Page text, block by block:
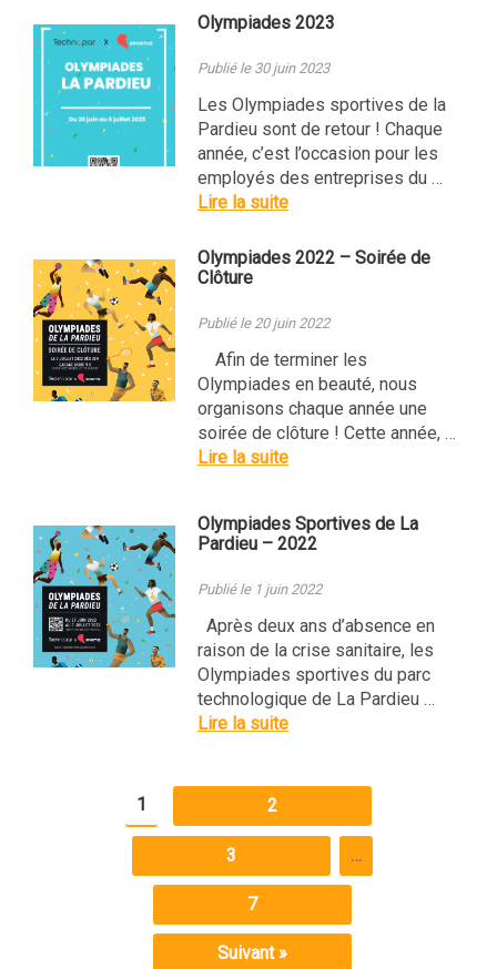
Olympiades 2023
Publié le 30 juin 2023
Les Olympiades sportives de la
Pardieu sont de retour ! Chaque
année, c’est l’occasion pour les
employés des entreprises du …
Lire la suite
Olympiades 2022 – Soirée de
Clôture
Publié le 20 juin 2022
Afin de terminer les
Olympiades en beauté, nous
organisons chaque année une
soirée de clôture ! Cette année, …
Lire la suite
Olympiades Sportives de La
Pardieu – 2022
Publié le 1 juin 2022
Après deux ans d’absence en
raison de la crise sanitaire, les
Olympiades sportives du parc
technologique de La Pardieu …
Lire la suite
1 2
3 …
7
Suivant »